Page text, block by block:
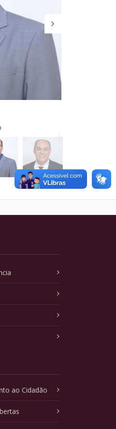
ao Cidadão